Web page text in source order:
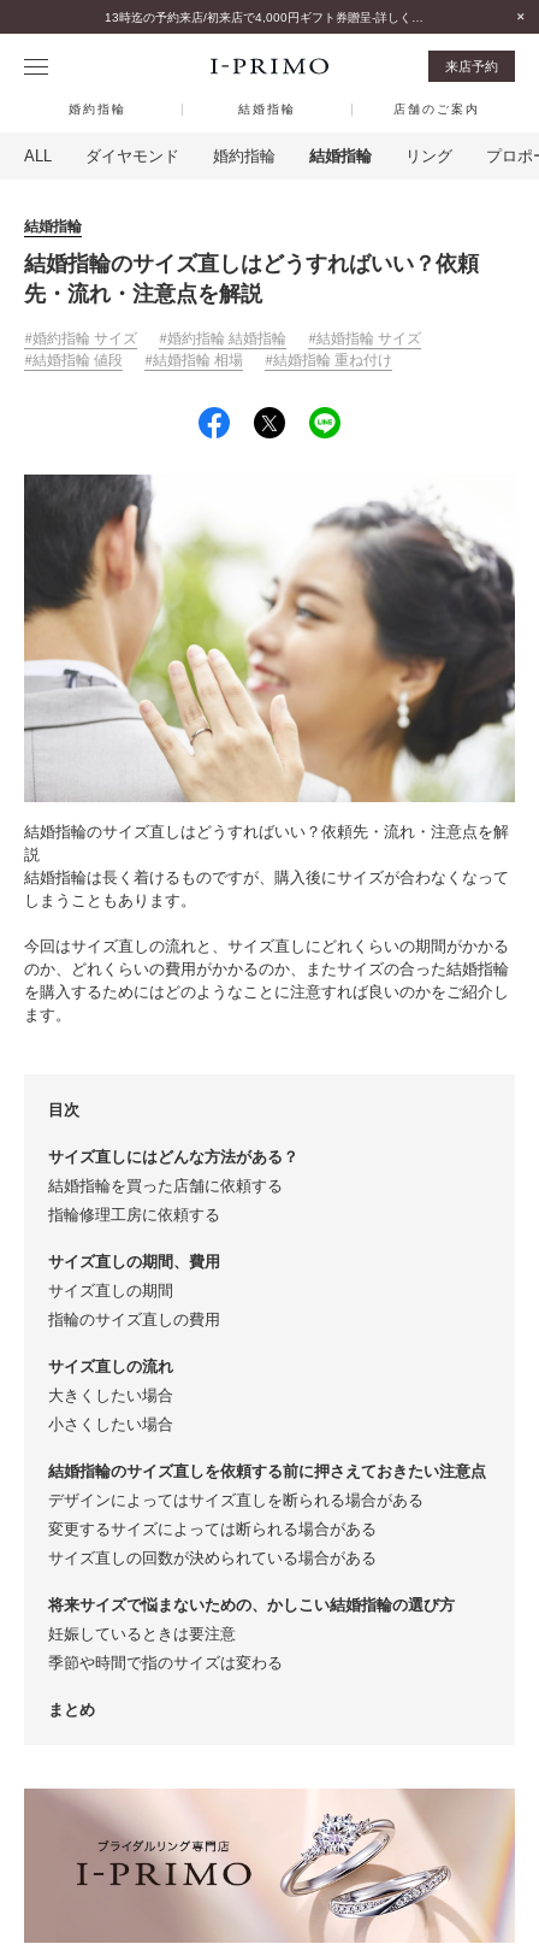
来店予約
婚約指輪 結婚指輪 店舗のご案内
ALL ダイヤモンド 婚約指輪 結婚指輪 リング プロポ
結婚指輪
結婚指輪のサイズ直しはどうすればいい？依頼
先・流れ・注意点を解説
婚約指輪 サイズ 婚約指輪 結婚指輪
結婚指輪 サイズ
結婚指輪 値段
結婚指輪 相場 結婚指輪 重ね付け
結婚指輪のサイズ直しはどうすればいい？依頼先・流れ・注意点を解
説
結婚指輪は長く着けるものですが、購入後にサイズが合わなくなって
しまうこともあります。
今回はサイズ直しの流れと、サイズ直しにどれくらいの期間がかかる
のか、どれくらいの費用がかかるのか、またサイズの合った結婚指輪
を購入するためにはどのようなことに注意すれば良いのかをご紹介し
ます。
目次
サイズ直しにはどんな方法がある？
結婚指輪を買った店舗に依頼する
指輪修理工房に依頼する
サイズ直しの期間、費用
サイズ直しの期間
指輪のサイズ直しの費用
サイズ直しの流れ
大きくしたい場合
小さくしたい場合
結婚指輪のサイズ直しを依頼する前に押さえておきたい注意点
デザインによってはサイズ直しを断られる場合がある
変更するサイズによっては断られる場合がある
サイズ直しの回数が決められている場合がある
将来サイズで悩まないための、かしこい結婚指輪の選び方
妊娠しているときは要注意
季節や時間で指のサイズは変わる
まとめ